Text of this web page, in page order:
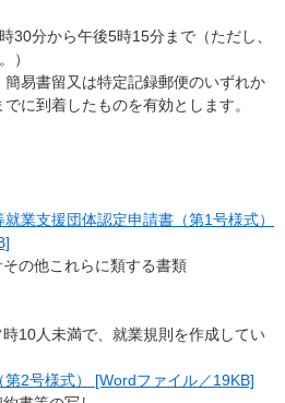
30分から午後5時15分まで（ただし、
）
易書留又は特定記録郵便のいずれか
に到着したものを有効とします。
業支援団体認定申請書（第1号様式）
の他これらに類する書類
10人未満で、就業規則を作成してい
2号様式） [Wordファイル／19KB]